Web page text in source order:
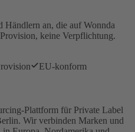
Händlern an, die auf Wonnda
keine Verpflichtung.
EU-konform
Plattform für Private Label
Wir verbinden Marken und